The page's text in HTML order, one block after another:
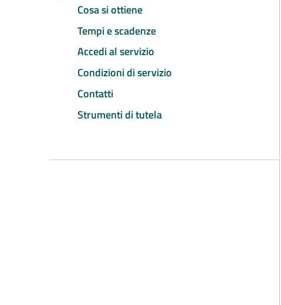
Cosa si ottiene
Tempi e scadenze
Accedi al servizio
Condizioni di servizio
Contatti
Strumenti di tutela